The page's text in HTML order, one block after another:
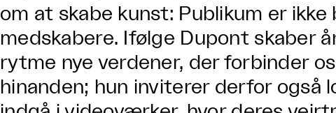
om at skabe kunst: Publikum er ikke
medskabere. Ifølge Dupont skaber
rytme nye verdener, der forbinder
hinanden; hun inviterer derfor også